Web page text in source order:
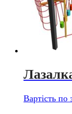
Вартість по